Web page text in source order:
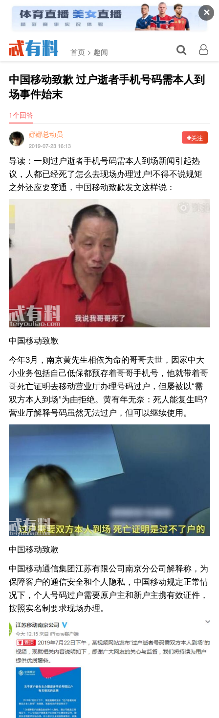
✕
首页 > 趣闻
中国移动致歉 过户逝者手机号码需本人到
场事件始末
1个回答
娜娜总动员
2019-07-23 16:13
关注
导读：一则过户逝者手机号码需本人到场新闻引起热
议，人都已经死了怎么去现场办理过户!不得不说规矩
之外还应要变通，中国移动致歉发文这样说：
中国移动致歉
今年3月，南京黄先生相依为命的哥哥去世，因家中大
小业务包括自己低保都预存着哥哥手机号，他就带着哥
哥死亡证明去移动营业厅办理号码过户，但屡被以“需
双方本人到场”为由拒绝。黄有年无奈：死人能复生吗?
营业厅解释号码虽然无法过户，但可以继续使用。
中国移动致歉
中国移动通信集团江苏有限公司南京分公司解释称，为
保障客户的通信安全和个人隐私，中国移动规定正常情
况下，个人号码过户需要原户主和新户主携有效证件，
按照实名制要求现场办理。